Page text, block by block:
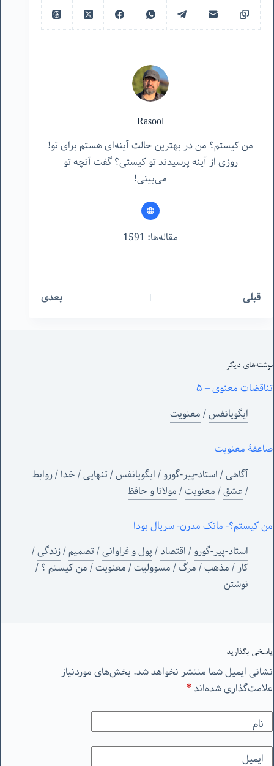
Rasool
من کیستم؟ من در بهترین حالت آینه‌ای هستم برای تو!
روزی از آینه پرسیدند تو کیستی؟ گفت آنچه تو
می‌بینی!
مقاله‌ها: 1591
قبلی بعدی
نوشته‌های‌ دیگر
تناقضات معنوی – ۵
ایگویانفس/معنویت
صاعقۀ معنویت
آگاهی/استاد-پیر-گورو/ایگویانفس/تنهایی/خدا/روابط
/عشق/معنویت/مولانا و حافظ
من کیستم؟- مانک مدرن- سریال بودا
استاد-پیر-گورو/اقتصاد/پول و فراوانی/تصمیم/زندگی/
کار/مذهب/مرگ/مسوولیت/معنویت/من‌ کیستم ؟/
نوشتن
پاسخی بگذارید
نشانی ایمیل شما منتشر نخواهد شد. بخش‌های موردنیاز
علامت‌گذاری شده‌اند*
نام
ایمیل